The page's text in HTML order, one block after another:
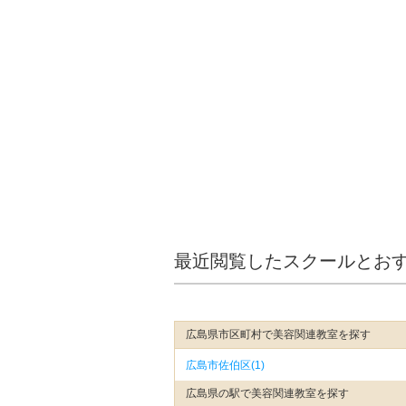
最近閲覧したスクールとお
広島県市区町村で美容関連教室を探す
広島市佐伯区(1)
広島県の駅で美容関連教室を探す